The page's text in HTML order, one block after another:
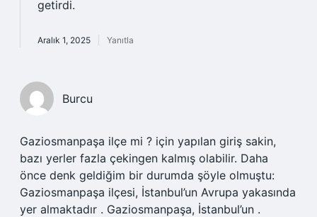
getirdi.
Aralık 1, 2025 Yanıtla
Burcu
Gaziosmanpaşa ilçe mi ? için yapılan giriş sakin,
bazı yerler fazla çekingen kalmış olabilir. Daha
önce denk geldiğim bir durumda şöyle olmuştu:
Gaziosmanpaşa ilçesi, İstanbul’un Avrupa yakasında
yer almaktadır . Gaziosmanpaşa, İstanbul’un .